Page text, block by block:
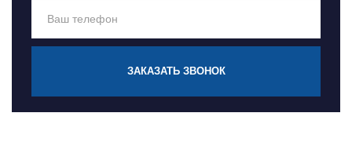
ЗАКАЗАТЬ ЗВОНОК